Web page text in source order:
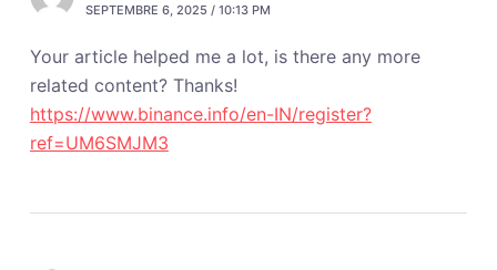
SEPTEMBRE 6, 2025 / 10:13 PM
Your article helped me a lot, is there any more
related content? Thanks!
https://www.binance.info/en-IN/register?
ref=UM6SMJM3